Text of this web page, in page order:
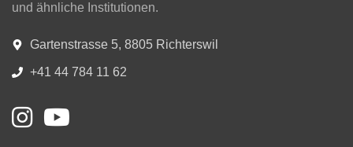
und ähnliche Institutionen.
Gartenstrasse 5, 8805 Richterswil
+41 44 784 11 62